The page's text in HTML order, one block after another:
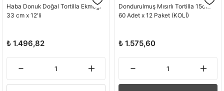
Haba Donuk Doğal Tortilla Ekmeği
33 cm x 12'li
₺ 1.496,82
Dondurulmuş Mısırlı Tortilla 15cm
60 Adet x 12 Paket (KOLİ)
₺ 1.575,60